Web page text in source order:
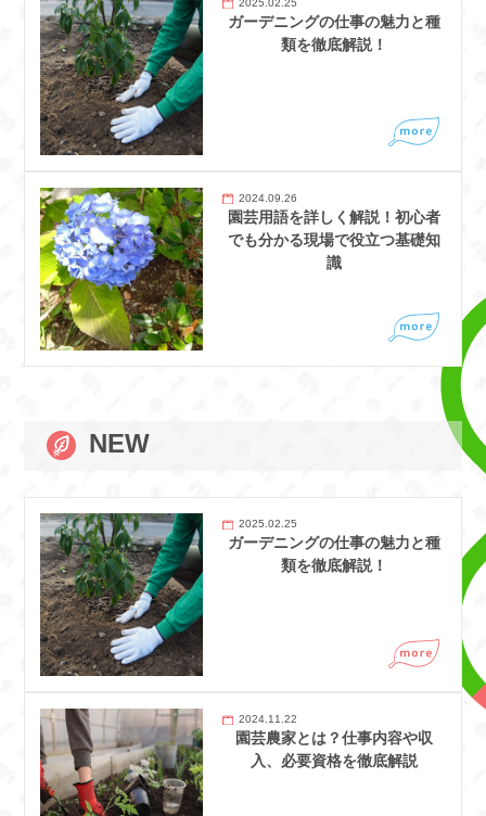
ガーデニングの仕事の魅力と種
類を徹底解説！
2024.09.26
園芸用語を詳しく解説！初心者
でも分かる現場で役立つ基礎知
識
NEW
2025.02.25
ガーデニングの仕事の魅力と種
類を徹底解説！
2024.11.22
園芸農家とは？仕事内容や収
入、必要資格を徹底解説